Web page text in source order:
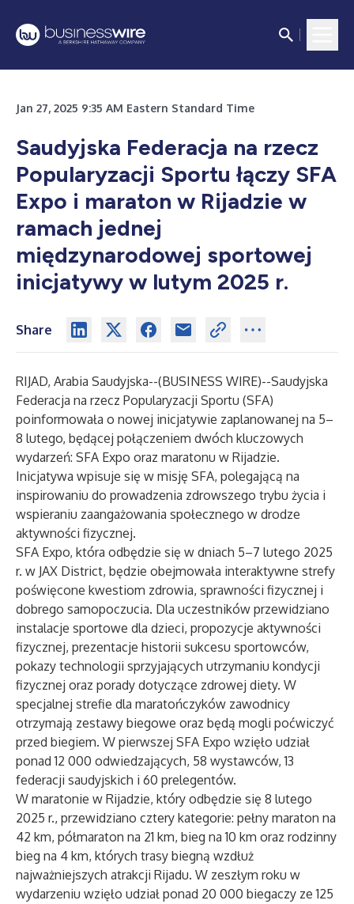
Jan 27, 2025 9:35 AM Eastern Standard Time
Saudyjska Federacja na rzecz
Popularyzacji Sportu łączy SFA
Expo i maraton w Rijadzie w
ramach jednej
międzynarodowej sportowej
inicjatywy w lutym 2025 r.
Share
RIJAD, Arabia Saudyjska--(BUSINESS WIRE)--Saudyjska
Federacja na rzecz Popularyzacji Sportu (SFA)
poinformowała o nowej inicjatywie zaplanowanej na 5–
8 lutego, będącej połączeniem dwóch kluczowych
wydarzeń: SFA Expo oraz maratonu w Rijadzie.
Inicjatywa wpisuje się w misję SFA, polegającą na
inspirowaniu do prowadzenia zdrowszego trybu życia i
wspieraniu zaangażowania społecznego w drodze
aktywności fizycznej.
SFA Expo, która odbędzie się w dniach 5–7 lutego 2025
r. w JAX District, będzie obejmowała interaktywne strefy
poświęcone kwestiom zdrowia, sprawności fizycznej i
dobrego samopoczucia. Dla uczestników przewidziano
instalacje sportowe dla dzieci, propozycje aktywności
fizycznej, prezentacje historii sukcesu sportowców,
pokazy technologii sprzyjających utrzymaniu kondycji
fizycznej oraz porady dotyczące zdrowej diety. W
specjalnej strefie dla maratończyków zawodnicy
otrzymają zestawy biegowe oraz będą mogli poćwiczyć
przed biegiem. W pierwszej SFA Expo wzięło udział
ponad 12 000 odwiedzających, 58 wystawców, 13
federacji saudyjskich i 60 prelegentów.
W maratonie w Rijadzie, który odbędzie się 8 lutego
2025 r., przewidziano cztery kategorie: pełny maraton na
42 km, półmaraton na 21 km, bieg na 10 km oraz rodzinny
bieg na 4 km, których trasy biegną wzdłuż
najważniejszych atrakcji Rijadu. W zeszłym roku w
wydarzeniu wzięło udział ponad 20 000 biegaczy ze 125